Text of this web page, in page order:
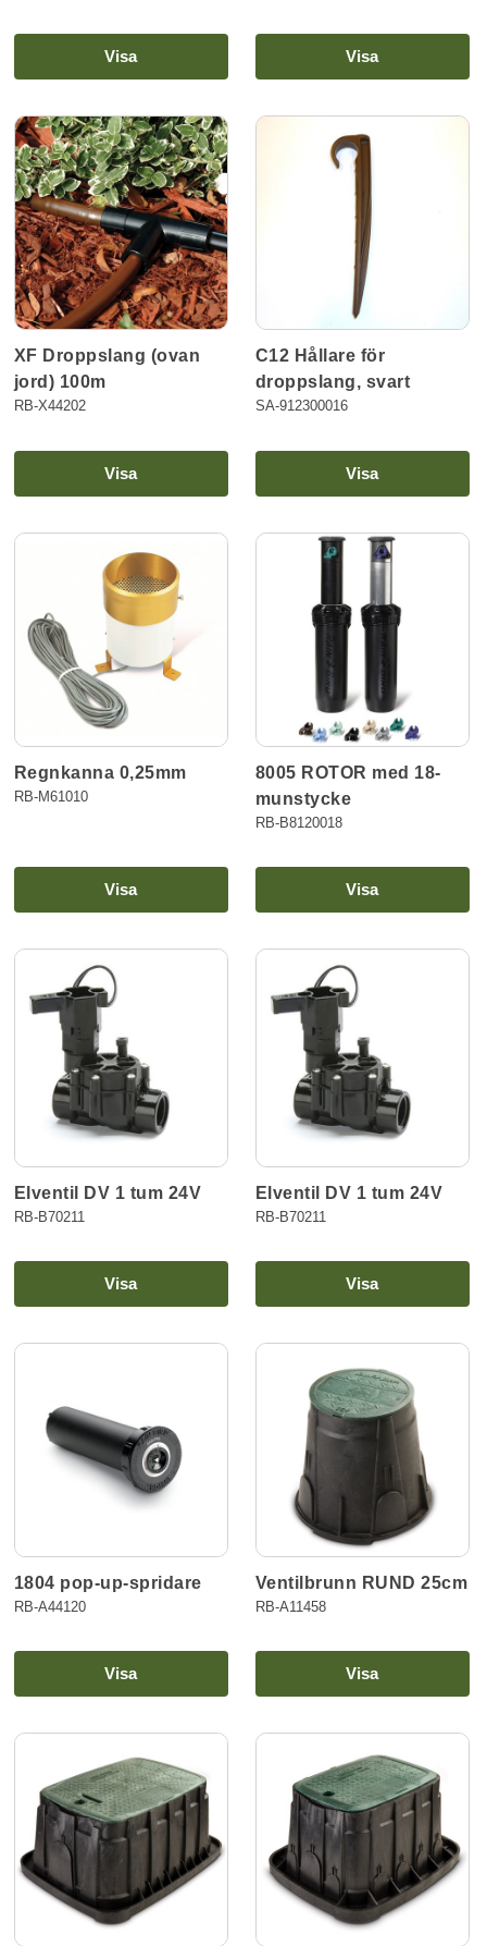
Visa Visa
XF Droppslang (ovan
jord) 100m
RB-X44202
Visa
C12 Hållare för
droppslang, svart
SA-912300016
Visa
Regnkanna 0,25mm
RB-M61010
Visa
8005 ROTOR med 18-
munstycke
RB-B8120018
Visa
Elventil DV 1 tum 24V
RB-B70211
Visa
Elventil DV 1 tum 24V
RB-B70211
Visa
1804 pop-up-spridare
RB-A44120
Visa
Ventilbrunn RUND 25cm
RB-A11458
Visa